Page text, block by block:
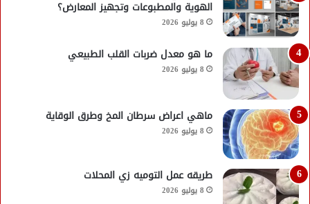
الهوية والمطبوعات وتجهيز المعارض؟
8 يوليو 2026
ما هو معدل ضربات القلب الطبيعي
8 يوليو 2026
ماهي اعراض سرطان المخ وطرق الوقاية
8 يوليو 2026
طريقه عمل التوميه زي المحلات
8 يوليو 2026